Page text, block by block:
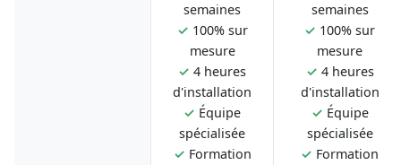
semaines
✓ 100% sur
mesure
✓ 4 heures
d'installation
✓ Équipe
spécialisée
✓ Formation
semaines
✓ 100% sur
mesure
✓ 4 heures
d'installation
✓ Équipe
spécialisée
✓ Formation